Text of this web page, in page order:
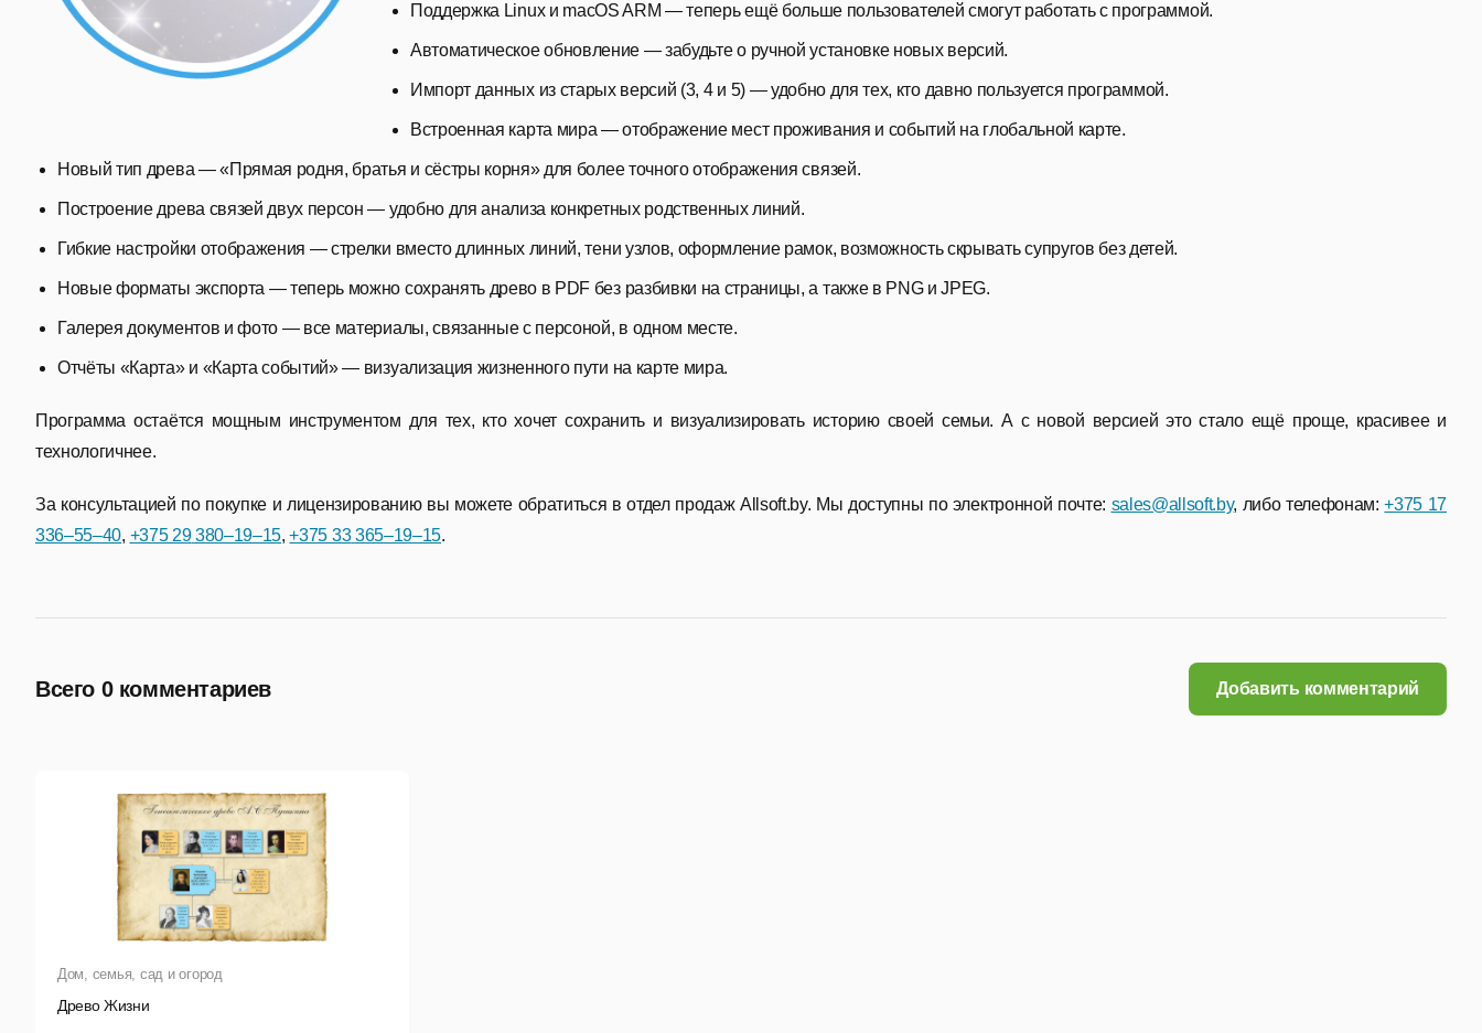
Поддержка Linux и macOS ARM — теперь ещё больше пользователей смогут работать с программой.
Автоматическое обновление — забудьте о ручной установке новых версий.
Импорт данных из старых версий (3, 4 и 5) — удобно для тех, кто давно пользуется программой.
Встроенная карта мира — отображение мест проживания и событий на глобальной карте.
Новый тип древа — «Прямая родня, братья и сёстры корня» для более точного отображения связей.
Построение древа связей двух персон — удобно для анализа конкретных родственных линий.
Гибкие настройки отображения — стрелки вместо длинных линий, тени узлов, оформление рамок, возможность скрывать супругов без детей.
Новые форматы экспорта — теперь можно сохранять древо в PDF без разбивки на страницы, а также в PNG и JPEG.
Галерея документов и фото — все материалы, связанные с персоной, в одном месте.
Отчёты «Карта» и «Карта событий» — визуализация жизненного пути на карте мира.
Программа остаётся мощным инструментом для тех, кто хочет сохранить и визуализировать историю своей семьи. А с новой версией это стало ещё проще, красивее и
технологичнее.
За консультацией по покупке и лицензированию вы можете обратиться в отдел продаж Allsoft.by. Мы доступны по электронной почте: sales@allsoft.by, либо телефонам:+375 17
336–55–40, +375 29 380–19–15,+375 33 365–19–15.
Всего 0 комментариев Добавить комментарий
Дом, семья, сад и огород
Древо Жизни